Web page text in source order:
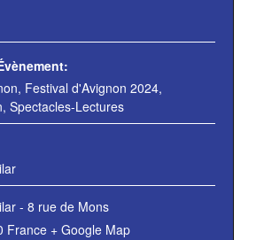
, Festival d'Avignon 2024,
, Spectacles-Lectures
- 8 rue de Mons
France + Google Map